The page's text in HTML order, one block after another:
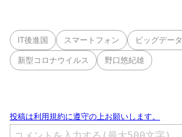
IT後進国 スマートフォン ビッグデータ
新型コロナウイルス 野口悠紀雄